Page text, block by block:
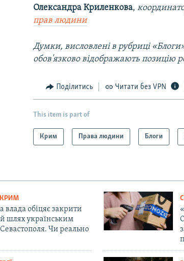
Олександра Криленкова,
прав людини
Думки, висловлені в рубриці
обов'язково відображають позицію
Поділитись Читати без VPN
This item is part of
Крим Права людини Блоги
КРИМ
влада обіцяє закрити
шлях українським
Чи реально